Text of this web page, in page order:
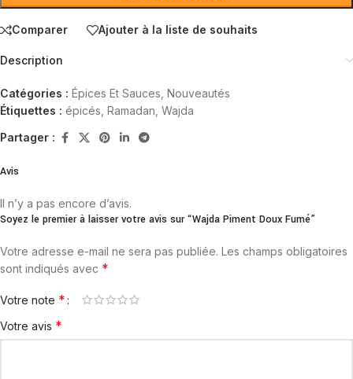
Comparer Ajouter à la liste de souhaits
Description
Catégories : Épices Et Sauces Nouveautés
Étiquettes : épicés Ramadan Wajda
Partager :
Avis
Il n’y a pas encore d’avis.
Soyez le premier à laisser votre avis sur “Wajda Piment Doux Fumé”
Votre adresse e-mail ne sera pas publiée. Les champs obligatoires
sont indiqués avec *
Votre note *
Votre avis *